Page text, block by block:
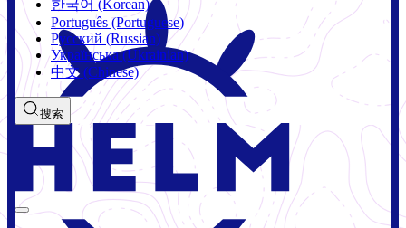
한국어 (Korean)
Português (Portuguese)
Русский (Russian)
Українська (Ukrainian)
中文 (Chinese)
搜索